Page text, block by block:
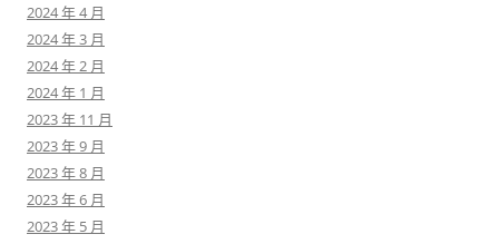
2024 年 4 月
2024 年 3 月
2024 年 2 月
2024 年 1 月
2023 年 11 月
2023 年 9 月
2023 年 8 月
2023 年 6 月
2023 年 5 月